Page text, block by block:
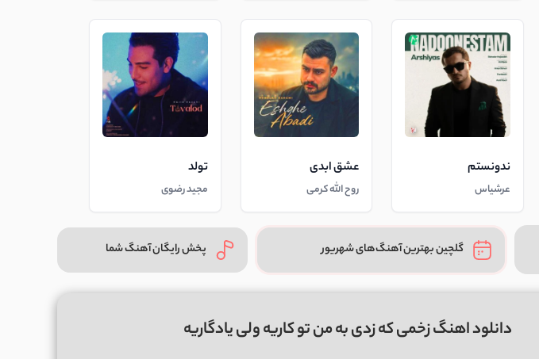
ندونستم
عرشیاس
عشق ابدی
روح الله کرمی
تولد
مجید رضوی
گلچین بهترین آهنگ‌های شهریور پخش رایگان آهنگ شما
دانلود اهنگ زخمی که زدی به من تو کاریه ولی یادگاریه